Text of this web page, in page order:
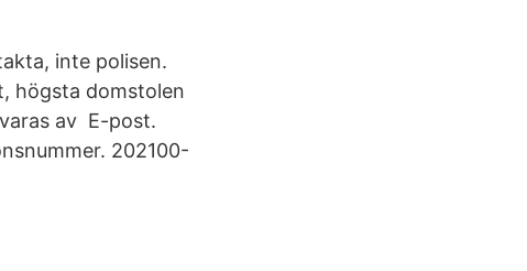
inte polisen.
högsta domstolen
av E-post.
202100-